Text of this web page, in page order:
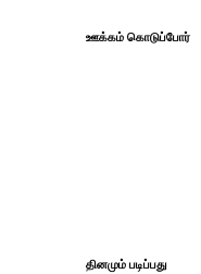
ஊக்கம் கொடுப்போர்
தினமும் படிப்பது